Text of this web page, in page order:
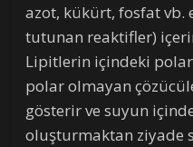
azot, kükürt, fosfat
tutunan reaktifler)
Lipitlerin içindeki
polar olmayan
gösterir ve suyun
oluşturmaktan ziyade